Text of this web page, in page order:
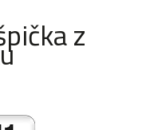
z